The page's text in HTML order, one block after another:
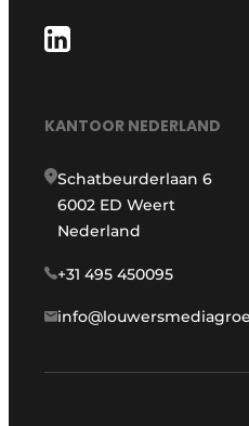
KANTOOR NEDERLAND
Schatbeurderlaan 6
6002 ED Weert
Nederland
+31 495 450095